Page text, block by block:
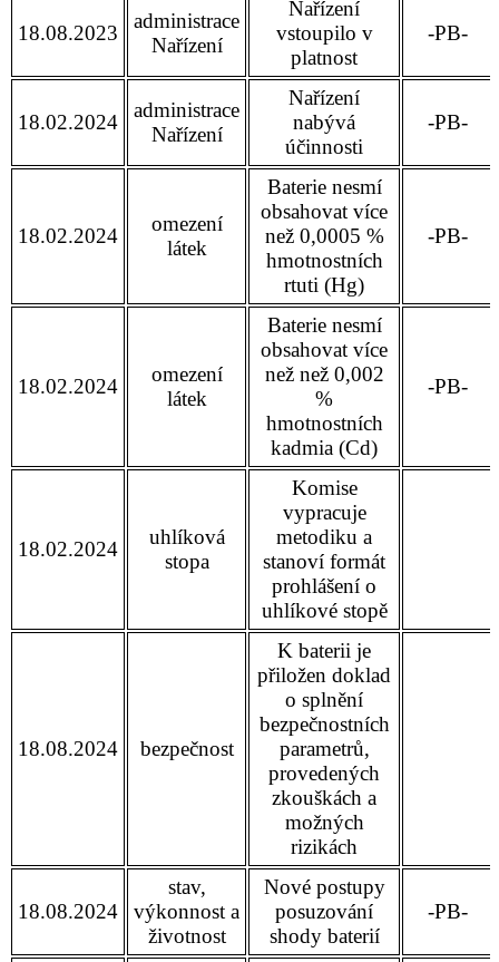
18.08.2023
administrace
Nařízení
Nařízení
vstoupilo v
platnost
-PB-
18.02.2024
administrace
Nařízení
Nařízení
nabývá
účinnosti
-PB-
18.02.2024
omezení
látek
Baterie nesmí
obsahovat více
než 0,0005 %
hmotnostních
rtuti (Hg)
-PB-
18.02.2024
omezení
látek
Baterie nesmí
obsahovat více
než než 0,002
%
hmotnostních
kadmia (Cd)
-PB-
18.02.2024
uhlíková
stopa
Komise
vypracuje
metodiku a
stanoví formát
prohlášení o
uhlíkové stopě
18.08.2024 bezpečnost
K baterii je
přiložen doklad
o splnění
bezpečnostních
parametrů,
provedených
zkouškách a
možných
rizikách
18.08.2024
stav,
výkonnost a
životnost
Nové postupy
posuzování
shody baterií
-PB-